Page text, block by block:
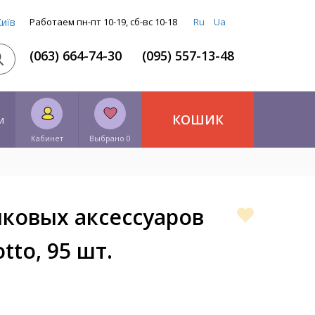
Работаем пн-пт 10-19, сб-вс 10-18 Ru Ua
(063) 664-74-30 (095) 557-13-48
Кабинет Выбрано 0
КОШИК
аксессуаров
95 шт.